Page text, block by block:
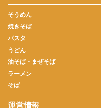
そうめん
焼きそば
パスタ
うどん
油そば・まぜそば
ラーメン
そば
運営情報